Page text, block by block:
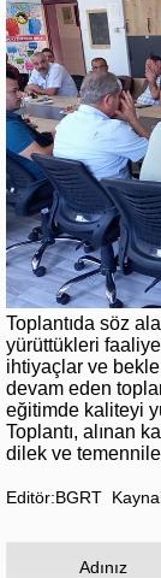
Toplantıda söz
yürüttükleri
ihtiyaçlar ve
devam eden
eğitimde kaliteyi
Toplantı, alınan
dilek ve
Editör:BGRT
Adınız